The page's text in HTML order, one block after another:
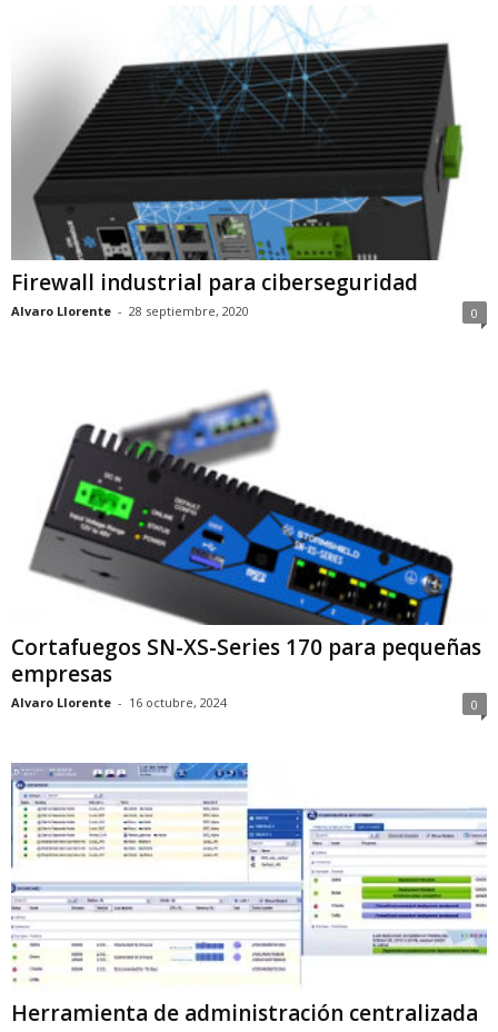
Firewall industrial para ciberseguridad
Alvaro Llorente - 28 septiembre, 2020 0
Cortafuegos SN-XS-Series 170 para pequeñas
empresas
Alvaro Llorente - 16 octubre, 2024 0
Herramienta de administración centralizada